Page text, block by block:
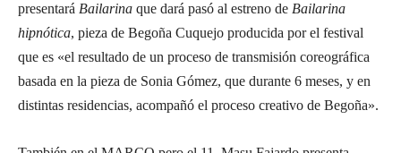
presentará Bailarina que dará pasó al estreno de Bailarina
hipnótica, pieza de Begoña Cuquejo producida por el festival
que es «el resultado de un proceso de transmisión coreográfica
basada en la pieza de Sonia Gómez, que durante 6 meses, y en
distintas residencias, acompañó el proceso creativo de Begoña».